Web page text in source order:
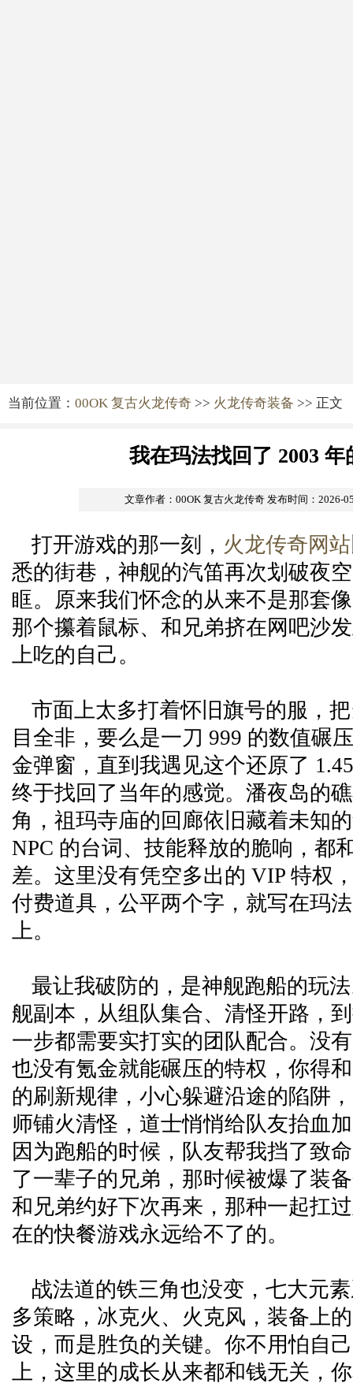
当前位置： 00OK 复古火龙传奇 >> 火龙传奇装备 >> 正文
我在玛法找回了 2003 年
文章作者：00OK 复古火龙传奇 发布时间：2026-
打开游戏的那一刻， 火龙传奇网站
悉的街巷，神舰的汽笛再次划破夜
眶。原来我们怀念的从来不是那套
那个攥着鼠标、和兄弟挤在网吧沙
上吃的自己。
市面上太多打着怀旧旗号的服，
目全非，要么是一刀 999 的数值碾
金弹窗，直到我遇见这个还原了
终于找回了当年的感觉。潘夜岛的
角，祖玛寺庙的回廊依旧藏着未知
NPC 的台词、技能释放的脆响，都
差。这里没有凭空多出的 VIP 特权
付费道具，公平两个字，就写在玛
上。
最让我破防的，是神舰跑船的玩
舰副本，从组队集合、清怪开路，
一步都需要实打实的团队配合。没
也没有氪金就能碾压的特权，你得
的刷新规律，小心躲避沿途的陷阱
师铺火清怪，道士悄悄给队友抬血
因为跑船的时候，队友帮我挡了致
了一辈子的兄弟，那时候被爆了装
和兄弟约好下次再来，那种一起扛
在的快餐游戏永远给不了的。
战法道的铁三角也没变，七大元
多策略，冰克火、火克风，装备上
设，而是胜负的关键。你不用怕自
上，这里的成长从来都和钱无关，